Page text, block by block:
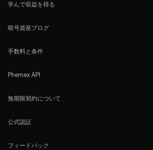
学んで収益を得る
暗号資産ブログ
手数料と条件
Phemex API
無期限契約について
公式認証
フィードバック